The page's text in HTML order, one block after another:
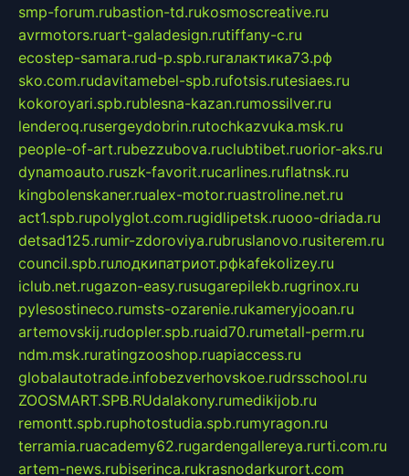
smp-forum.rubastion-td.rukosmoscreative.ru
avrmotors.ruart-galadesign.rutiffany-c.ru
ecostep-samara.rud-p.spb.ruгалактика73.рф
sko.com.rudavitamebel-spb.rufotsis.rutesiaes.ru
kokoroyari.spb.rublesna-kazan.rumossilver.ru
lenderoq.rusergeydobrin.rutochkazvuka.msk.ru
people-of-art.rubezzubova.ruclubtibet.ruorior-aks.ru
dynamoauto.ruszk-favorit.rucarlines.ruflatnsk.ru
kingbolenskaner.rualex-motor.ruastroline.net.ru
act1.spb.rupolyglot.com.rugidlipetsk.ruooo-driada.ru
detsad125.rumir-zdoroviya.rubruslanovo.rusiterem.ru
council.spb.ruлодкипатриот.рфkafekolizey.ru
iclub.net.rugazon-easy.rusugarepilekb.rugrinox.ru
pylesostineco.rumsts-ozarenie.rukameryjooan.ru
artemovskij.rudopler.spb.ruaid70.rumetall-perm.ru
ndm.msk.ruratingzooshop.ruapiaccess.ru
globalautotrade.infobezverhovskoe.rudrsschool.ru
ZOOSMART.SPB.RUdalakony.rumedikijob.ru
remontt.spb.ruphotostudia.spb.rumyragon.ru
terramia.ruacademy62.rugardengallereya.rurti.com.ru
artem-news.rubiserinca.rukrasnodarkurort.com